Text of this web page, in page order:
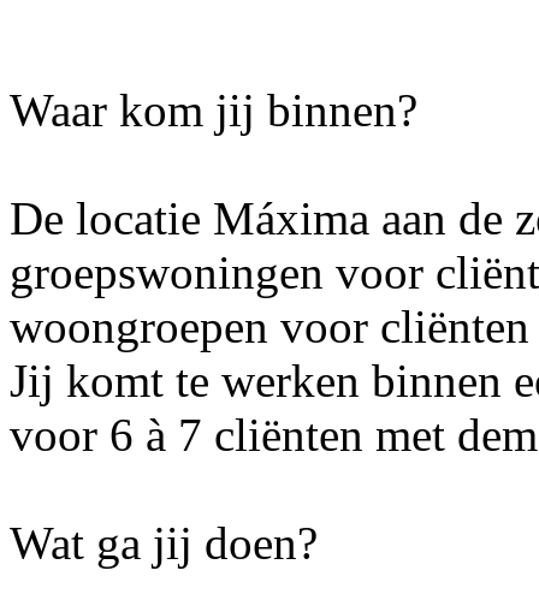
Waar kom jij binnen?
De locatie Máxima aan de
groepswoningen voor
woongroepen voor
Jij komt te werken binnen
voor 6 à 7 cliënten met
Wat ga jij doen?